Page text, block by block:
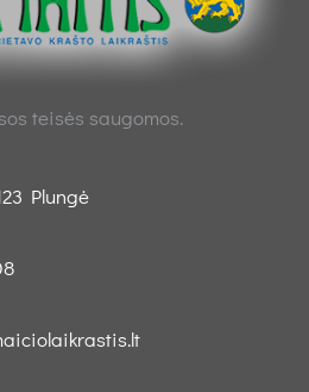
teisės saugomos.
Plungė